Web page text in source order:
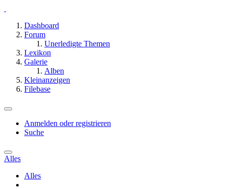
Dashboard
Forum
Unerledigte Themen
Lexikon
Galerie
Alben
Kleinanzeigen
Filebase
Anmelden oder registrieren
Suche
Alles
Alles